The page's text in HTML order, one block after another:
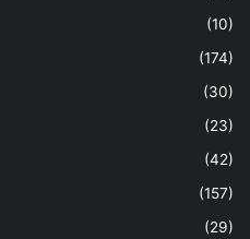
(10)
(174)
(30)
(23)
(42)
(157)
(29)